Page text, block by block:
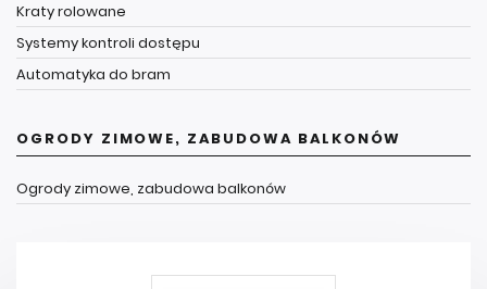
Kraty rolowane
Systemy kontroli dostępu
Automatyka do bram
OGRODY ZIMOWE, ZABUDOWA BALKONÓW
Ogrody zimowe, zabudowa balkonów